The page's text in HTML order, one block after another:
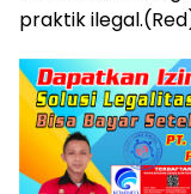
praktik